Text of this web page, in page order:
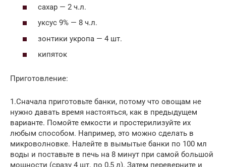
сахар — 2 ч.л.
уксус 9% — 8 ч.л.
зонтики укропа — 4 шт.
кипяток
Приготовление:
1.Сначала приготовьте банки, потому что овощам не
нужно давать время настояться, как в предыдущем
варианте. Помойте емкости и простерилизуйте их
любым способом. Например, это можно сделать в
микроволновке. Налейте в вымытые банки по 100 мл
воды и поставьте в печь на 8 минут при самой большой
мощности (сразу 4 шт. по 0,5 л). Затем переверните и